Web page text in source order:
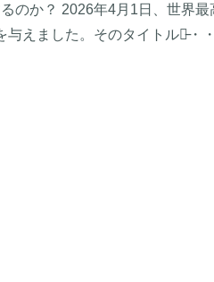
のか？ 2026年4月1日、世界最
えました。そのタイトルは̵・